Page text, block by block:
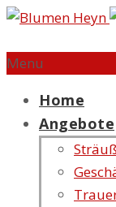
Menu
Home
Angebote